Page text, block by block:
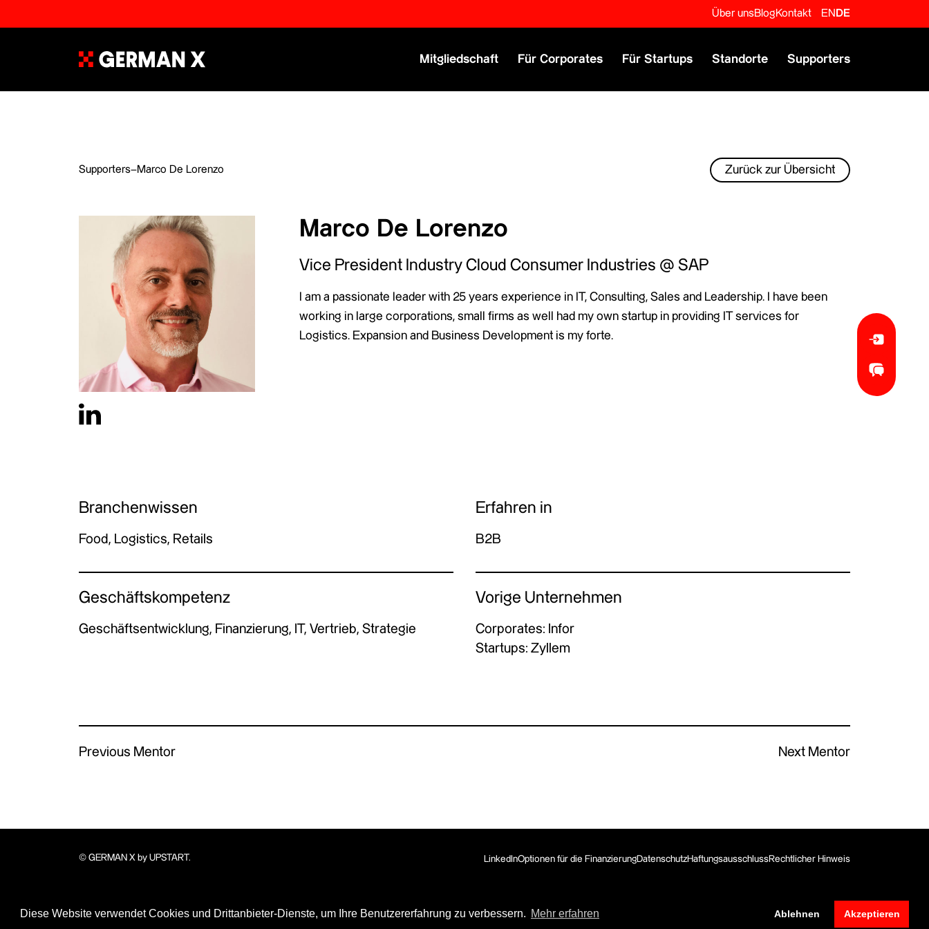
Diese Website verwendet Cookies und Drittanbieter-Dienste, um Ihre Benutzererfahrung zu verbessern. Mehr erfahren Ablehnen Akzeptieren
Über unsBlog Kontakt EN DE
Primary Menu
Mitgliedschaft Für Corporates Für Startups Standorte Supporters
Supporters–Marco De Lorenzo Zurück zur Übersicht
Marco De Lorenzo
Vice President Industry Cloud Consumer Industries @ SAP
I am a passionate leader with 25 years experience in IT, Consulting, Sales and Leadership. I have been
working in large corporations, small firms as well had my own startup in providing IT services for
Logistics. Expansion and Business Development is my forte.
Branchenwissen
Food, Logistics, Retails
Erfahren in
B2B
Geschäftskompetenz
Geschäftsentwicklung, Finanzierung, IT, Vertrieb, Strategie
Vorige Unternehmen
Corporates: Infor
Startups: Zyllem
Previous Mentor Next Mentor
© GERMAN X by UPSTART. LinkedInOptionen für die FinanzierungDatenschutzHaftungsausschlussRechtlicher Hinweis